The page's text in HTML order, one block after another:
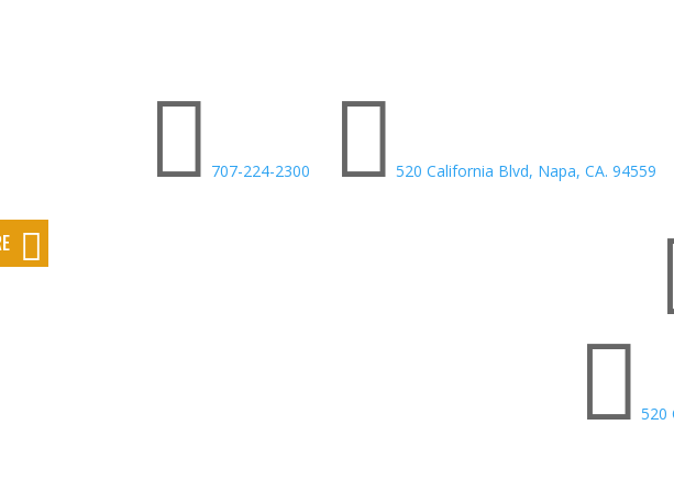
 707-224-2300 520 California Blvd, Napa, CA. 94559
 520